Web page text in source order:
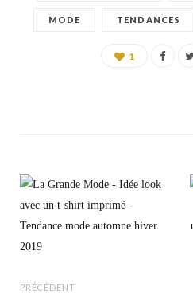
MODE TENDANCES
1
PRÉCÉDENT